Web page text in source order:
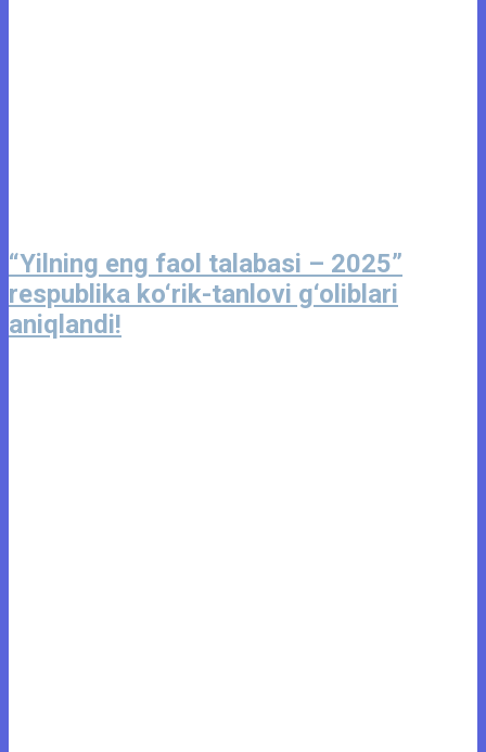
“Yilning eng faol talabasi – 2025”
respublika ko‘rik-tanlovi g‘oliblari
aniqlandi!